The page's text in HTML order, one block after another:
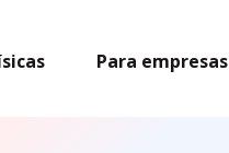
Para empresas